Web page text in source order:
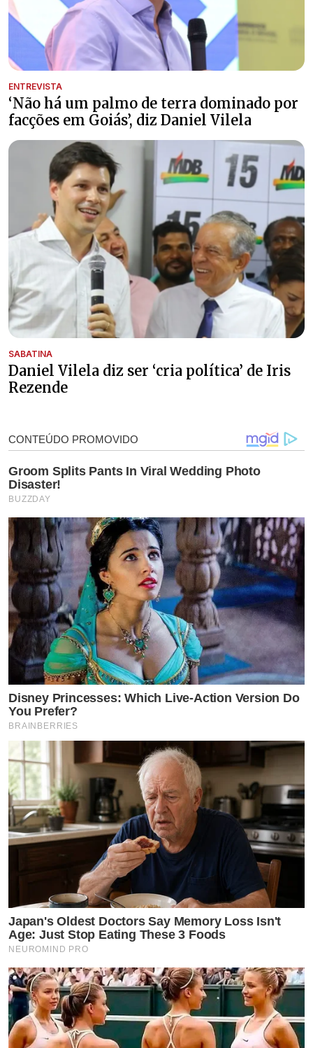
ENTREVISTA
‘Não há um palmo de terra dominado por
facções em Goiás’, diz Daniel Vilela
SABATINA
Daniel Vilela diz ser ‘cria política’ de Iris
Rezende